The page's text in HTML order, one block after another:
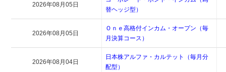
2026年08月05日
替ヘッジ型）
2026年08月05日
Ｏｎｅ高格付インカム・オープン（毎
月決算コース）
2026年08月04日
日本株アルファ・カルテット（毎月分
配型）